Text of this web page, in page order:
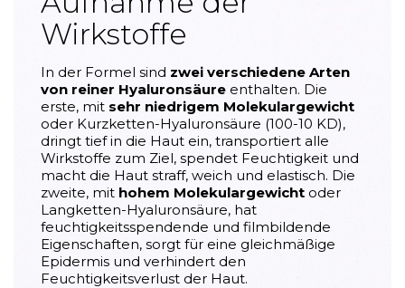
Wirkstoffe
In der Formel sind zwei verschiedene Arten
von reiner Hyaluronsäure enthalten. Die
erste, mit sehr niedrigem Molekulargewicht
oder Kurzketten-Hyaluronsäure (100-10 KD),
dringt tief in die Haut ein, transportiert alle
Wirkstoffe zum Ziel, spendet Feuchtigkeit und
macht die Haut straff, weich und elastisch. Die
zweite, mit hohem Molekulargewicht oder
Langketten-Hyaluronsäure, hat
feuchtigkeitsspendende und filmbildende
Eigenschaften, sorgt für eine gleichmäßige
Epidermis und verhindert den
Feuchtigkeitsverlust der Haut.